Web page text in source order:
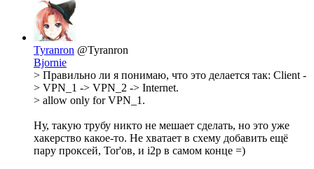
Tyranron @Tyranron
Bjornie
> Правильно ли я понимаю, что это делается так: Client -
> VPN_1 -> VPN_2 -> Internet.
> allow only for VPN_1.
Ну, такую трубу никто не мешает сделать, но это уже
хакерство какое-то. Не хватает в схему добавить ещё
пару проксей, Tor'ов, и i2p в самом конце =)